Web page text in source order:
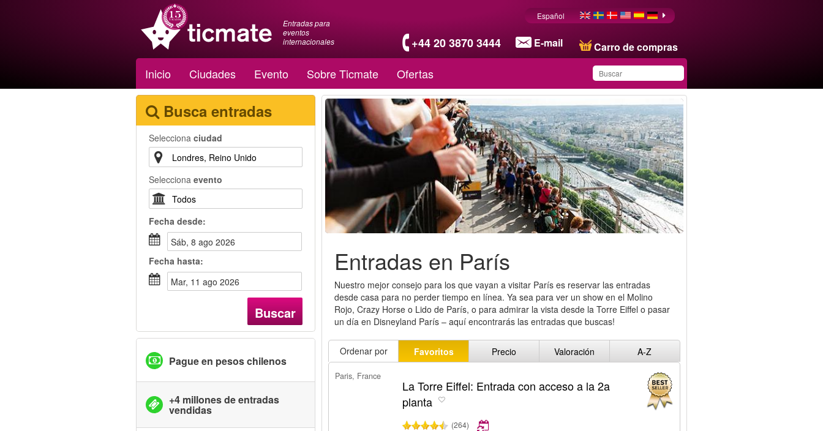
Entradas para
eventos
internacionales
+44 20 3870 3444 E-mail Carro de compras
Español
Inicio Ciudades Evento Sobre Ticmate Ofertas
Ha guardado este
producto en su lista
Busca entradas
Selecciona ciudad
Selecciona evento
Fecha desde:
sáb, 8 ago 2026
Fecha hasta:
mar, 11 ago 2026
Buscar
Pague en pesos chilenos
+4 millones de entradas
vendidas
Entradas en París
Nuestro mejor consejo para los que vayan a visitar París es reservar las entradas
desde casa para no perder tiempo en línea. Ya sea para ver un show en el Molino
Rojo, Crazy Horse o Lido de París, o para admirar la vista desde la Torre Eiffel o pasar
un día en Disneyland París – aquí encontrarás las entradas que buscas!
Ordenar por Favoritos Precio Valoración A-Z
Paris, France
La Torre Eiffel: Entrada con acceso a la 2a
planta
(264)